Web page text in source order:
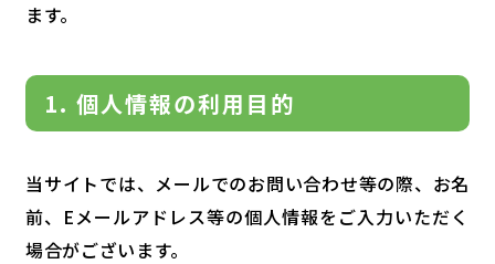
ます。
1. 個人情報の利用目的
当サイトでは、メールでのお問い合わせ等の際、お名
前、Eメールアドレス等の個人情報をご入力いただく
場合がございます。